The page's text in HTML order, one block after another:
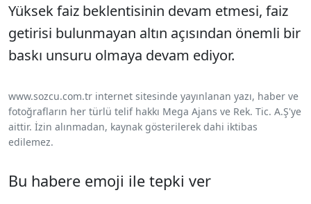
Yüksek faiz beklentisinin devam etmesi, faiz
getirisi bulunmayan altın açısından önemli bir
baskı unsuru olmaya devam ediyor.
www.sozcu.com.tr internet sitesinde yayınlanan yazı, haber ve
fotoğrafların her türlü telif hakkı Mega Ajans ve Rek. Tic. A.Ş'ye
aittir. İzin alınmadan, kaynak gösterilerek dahi iktibas
edilemez.
Bu habere emoji ile tepki ver